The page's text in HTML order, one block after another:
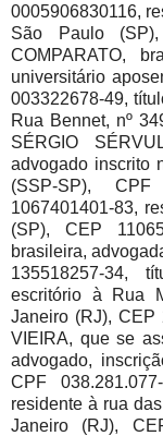
0005906830116,
São Paulo
COMPARATO,
universitário
003322678-49,
Rua Bennet, nº
SÉRGIO
advogado inscrito
(SSP-SP),
1067401401-83,
(SP), CEP
brasileira,
135518257-34,
escritório à Rua
Janeiro (RJ), CEP
VIEIRA, que se
advogado,
CPF
residente à rua
Janeiro (RJ),